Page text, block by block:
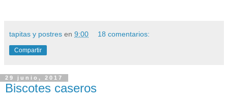
tapitas y postres en 9:00 18 comentarios:
Compartir
29 junio, 2017
Biscotes caseros